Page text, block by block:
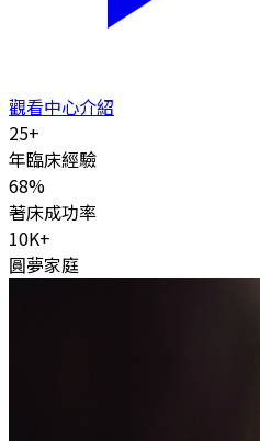
觀看中心介紹
25+
年臨床經驗
68%
著床成功率
10K+
圓夢家庭